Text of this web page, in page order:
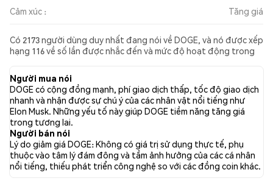
Cảm xúc :
Tăng giá
Có 2173 người dùng duy nhất đang nói về DOGE, và nó được xếp
hạng 116 về số lần được nhắc đến và mức độ hoạt động trong
DOGE trên tất cả các mạng xã hội là Tăng giá. Cuối cùng, có 10
bài báo tin tức được xuất bản về DOGE. Trên Twitter, 33.93%
tweet thể hiện cảm xúc tích cực (tăng giá), so với 9.68% tweet
có cảm xúc tiêu cực (giảm giá) về DOGE. 56.39% tweet có cảm
xúc trung lập về DOGE. Phân tích cảm xúc này dựa trên 3162
tweet.
Người mua nói
DOGE có cộng đồng mạnh, phí giao dịch thấp, tốc độ giao dịch
nhanh và nhận được sự chú ý của các nhân vật nổi tiếng như
Elon Musk. Những yếu tố này giúp DOGE tiềm năng tăng giá
trong tương lai.
Người bán nói
Lý do giảm giá DOGE: Không có giá trị sử dụng thực tế, phụ
thuộc vào tâm lý đám đông và tầm ảnh hưởng của các cá nhân
nổi tiếng, thiếu phát triển công nghệ so với các đồng coin khác.